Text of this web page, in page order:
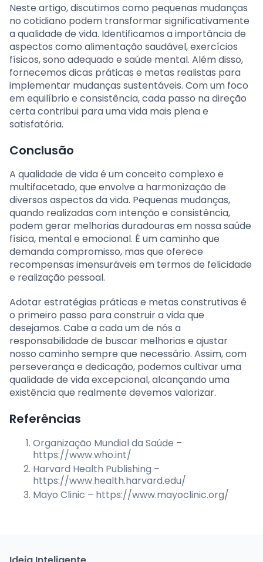
Neste artigo, discutimos como pequenas mudanças
no cotidiano podem transformar significativamente
a qualidade de vida. Identificamos a importância de
aspectos como alimentação saudável, exercícios
físicos, sono adequado e saúde mental. Além disso,
fornecemos dicas práticas e metas realistas para
implementar mudanças sustentáveis. Com um foco
em equilíbrio e consistência, cada passo na direção
certa contribui para uma vida mais plena e
satisfatória.
Conclusão
A qualidade de vida é um conceito complexo e
multifacetado, que envolve a harmonização de
diversos aspectos da vida. Pequenas mudanças,
quando realizadas com intenção e consistência,
podem gerar melhorias duradouras em nossa saúde
física, mental e emocional. É um caminho que
demanda compromisso, mas que oferece
recompensas imensuráveis em termos de felicidade
e realização pessoal.
Adotar estratégias práticas e metas construtivas é
o primeiro passo para construir a vida que
desejamos. Cabe a cada um de nós a
responsabilidade de buscar melhorias e ajustar
nosso caminho sempre que necessário. Assim, com
perseverança e dedicação, podemos cultivar uma
qualidade de vida excepcional, alcançando uma
existência que realmente devemos valorizar.
Referências
Organização Mundial da Saúde –
https://www.who.int/
Harvard Health Publishing –
https://www.health.harvard.edu/
Mayo Clinic – https://www.mayoclinic.org/